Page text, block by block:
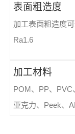
表面粗造度
加工表面粗造度
Ra1.6
加工材料
POM、PP、PVC
亚克力、Peek、